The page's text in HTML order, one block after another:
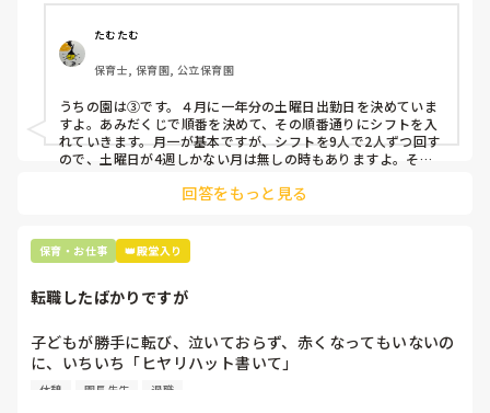
①土曜日の希望休は2日まで、と制限をかける
②毎月、必ず土曜保育に入ることのできる日を1日だけピッ
クアップしてもらう
③仮シフトが出た時、土曜出勤が難しければ自身で代わりの
人を交渉して見つけてもらう
上記のいずれかの対策を取り入れることを考えています。
たむたむ
保育士, 保育園, 公立保育園
うちの園は③です。４月に一年分の土曜日出勤日を決めていま
すよ。あみだくじで順番を決めて、その順番通りにシフトを入
れていきます。月一が基本ですが、シフトを9人で2人ずつ回す
ので、土曜日が4週しかない月は無しの時もありますよ。その
て貰い、主任に報告してます。
回答をもっと見る
保育・お仕事 👑殿堂入り
転職したばかりですが
子どもが勝手に転び、泣いておらず、赤くなってもいないの
に、いちいち「ヒヤリハット書いて」
と書かされ
休憩 園長先生 退職